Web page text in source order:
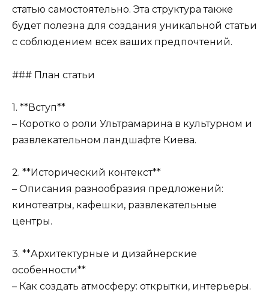
статью самостоятельно. Эта структура также
будет полезна для создания уникальной статьи
с соблюдением всех ваших предпочтений.
### План статьи
1. **Вступ**
– Коротко о роли Ультрамарина в культурном и
развлекательном ландшафте Киева.
2. **Исторический контекст**
– Описания разнообразия предложений:
кинотеатры, кафешки, развлекательные
центры.
3. **Архитектурные и дизайнерские
особенности**
– Как создать атмосферу: открытки, интерьеры.